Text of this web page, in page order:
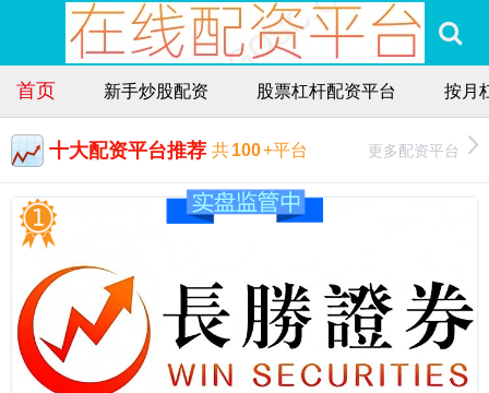
首页 新手炒股配资 股票杠杆配资平台 按月
十大配资平台推荐 共100+平台 更多配资平台